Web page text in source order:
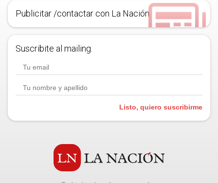
Publicitar /contactar con La Nación
Suscribite al mailing.
Listo, quiero suscribirme